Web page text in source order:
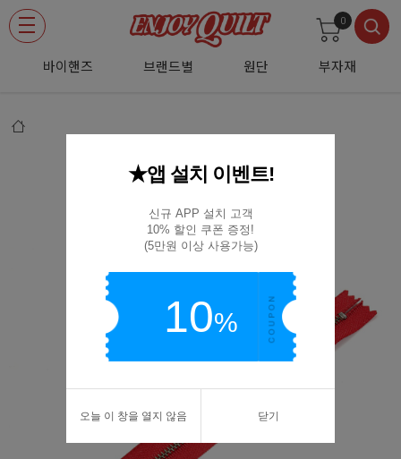
바이핸즈 브랜드별 원단 부자재
0
[YKK] 청동지퍼2(20cm) - 빨강색
8951969-20cm(519)
★앱 설치 이벤트!
신규 APP 설치 고객
10% 할인 쿠폰 증정!
(5만원 이상 사용가능)
10%
오늘 이 창을 열지 않음 닫기